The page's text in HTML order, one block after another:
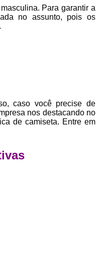
Private Label
Private
Label para Pequenas
Digital de Camiseta
Para garantir a
no assunto, pois os
caso você precise de
nos destacando no
de camiseta. Entre em